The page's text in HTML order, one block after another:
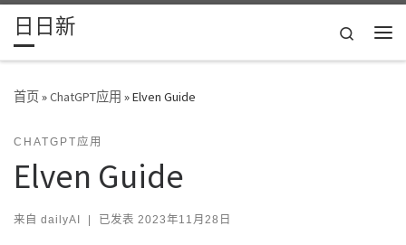
Skip to content
日日新
Search
首页»ChatGPT应用 »Elven Guide
CHATGPT应用
Elven Guide
来自 dailyAI | 已发表 2023年11月28日